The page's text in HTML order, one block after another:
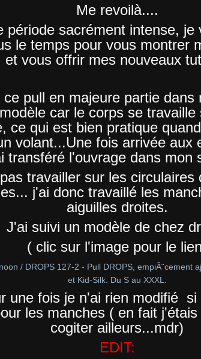
Me revoilà....
période sacrément intense, je
le temps pour vous montrer
et vous offrir mes nouveaux
pull en majeure partie dans
car le corps se travaille
ce qui est bien pratique
volant...Une fois arrivée aux
transféré l'ouvrage dans mon
travailler sur les circulaires
j'ai donc travaillé les
aiguilles droites.
J'ai suivi un modèle de chez
( clic sur l'image pour le
une fois je n'ai rien modifié
les manches ( en fait
cogiter ailleurs...mdr)
EDIT: